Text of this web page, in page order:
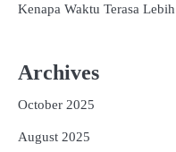
Kenapa Waktu Terasa
Archives
October 2025
August 2025